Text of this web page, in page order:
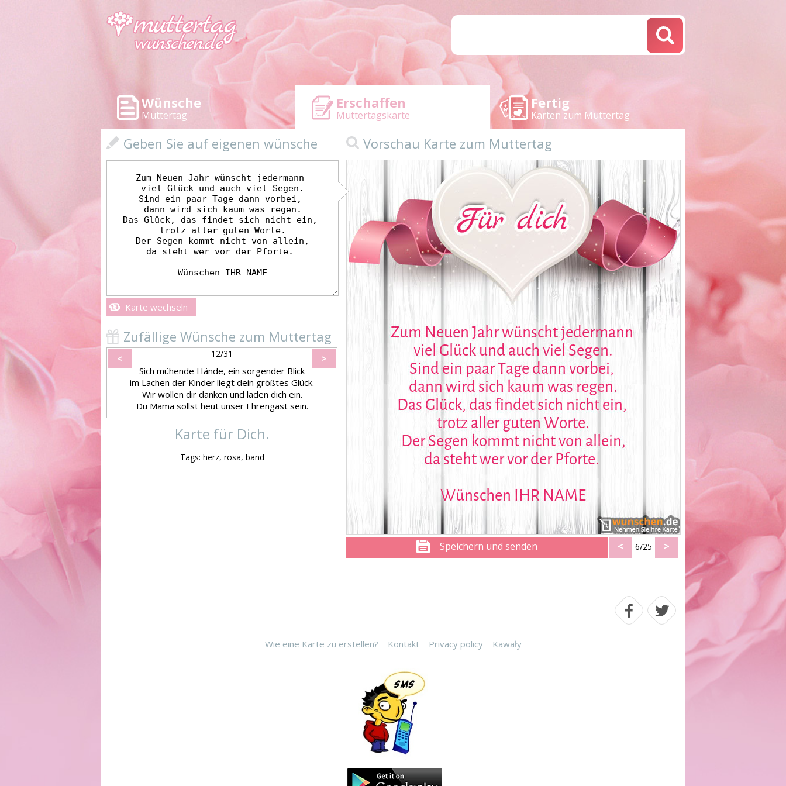
Wünsche
Muttertag
Erschaffen
Muttertagskarte
Fertig
Karten zum Muttertag
Geben Sie auf eigenen wünsche
Karte wechseln
Vorschau Karte zum Muttertag
Speichern und senden < 6/25 >
Zufällige Wünsche zum Muttertag
< 12/31 >
Sich mühende Hände, ein sorgender Blick
im Lachen der Kinder liegt dein größtes Glück.
Wir wollen dir danken und laden dich ein.
Du Mama sollst heut unser Ehrengast sein.
Karte für Dich.
Tags: herz, rosa, band
Wie eine Karte zu erstellen? Kontakt Privacy policy Kawały